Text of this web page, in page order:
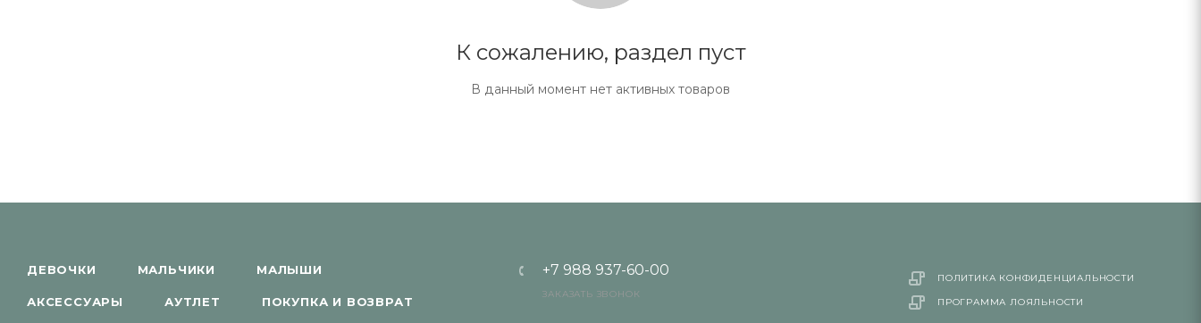
К сожалению, раздел пуст
В данный момент нет активных товаров
ДЕВОЧКИ МАЛЬЧИКИ МАЛЫШИ
АКСЕССУАРЫ АУТЛЕТ ПОКУПКА И ВОЗВРАТ
+7 988 937-60-00
ЗАКАЗАТЬ ЗВОНОК
ПОЛИТИКА КОНФИДЕНЦИАЛЬНОСТИ
ПРОГРАММА ЛОЯЛЬНОСТИ